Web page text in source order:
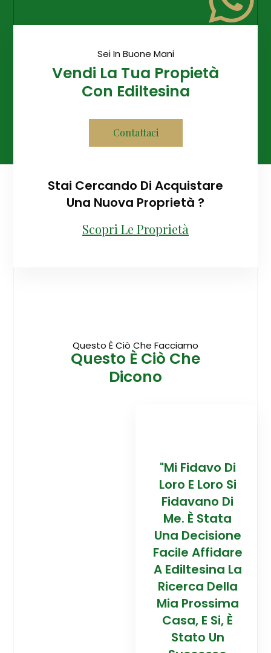
Sei In Buone Mani
Vendi La Tua Propietà
Con Ediltesina
Contattaci
Stai Cercando Di Acquistare
Una Nuova Proprietà ?
Scopri Le Proprietà
Questo È Ciò Che Facciamo
Questo È Ciò Che
Dicono
"Mi Fidavo Di
Loro E Loro Si
Fidavano Di
Me. È Stata
Una Decisione
Facile Affidare
A Ediltesina La
Ricerca Della
Mia Prossima
Casa, E Si, È
Stato Un